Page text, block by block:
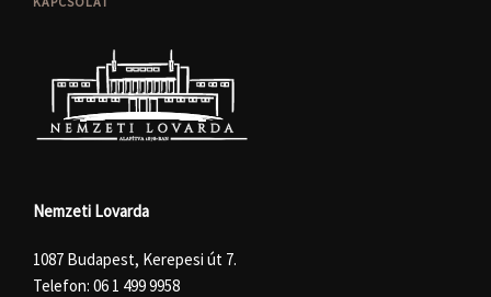
Nemzeti Lovarda
1087 Budapest, Kerepesi út 7.
Telefon: 06 1 499 9958